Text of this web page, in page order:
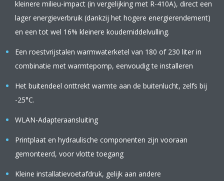
kleinere milieu-impact (in vergelijking met R-410A), direct een
lager energieverbruik (dankzij het hogere energierendement)
en een tot wel 16% kleinere koudemiddelvulling.
Een roestvrijstalen warmwaterketel van 180 of 230 liter in
combinatie met warmtepomp, eenvoudig te installeren
Het buitendeel onttrekt warmte aan de buitenlucht, zelfs bij
-25°C.
WLAN-Adapteraansluiting
Printplaat en hydraulische componenten zijn vooraan
gemonteerd, voor vlotte toegang
Kleine installatievoetafdruk, gelijk aan andere